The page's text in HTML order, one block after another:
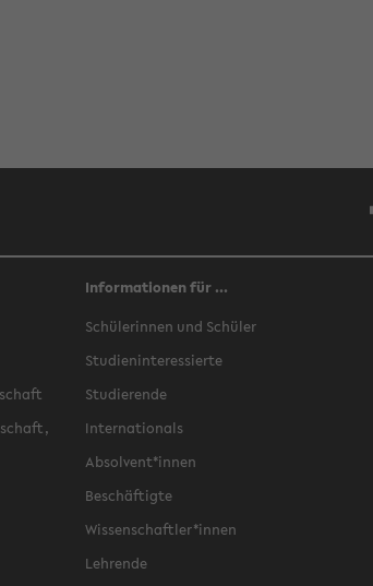
Informationen für ...
Schülerinnen und Schüler
Studieninteressierte
Studierende
Internationals
Absolvent*innen
Beschäftigte
Wissenschaftler*innen
Lehrende